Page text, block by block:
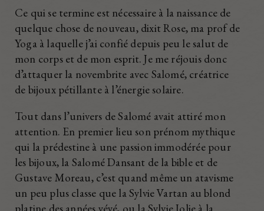
Ce qui se termine est nécessaire à la naissance de
quelque chose de nouveau, dixit Rose, ma prof de
Yoga à laquelle j’ai confié depuis peu le salut de
mon corps et de mon esprit. Je me réjouis donc
d’attaquer la novembrite avec Salomé, créatrice
de bijoux pétillante à l’énergie solaire.
Tout dans l’univers de Salomé avait attiré mon
attention. En premier lieu son prénom mythique
qui la prédestine à une passion immodérée pour
les bijoux, la Salomé Dansant de la bible et de
Gustave Moreau, c’est quand même un atavisme
un peu plus classe que la Sylvie Vartan au blond